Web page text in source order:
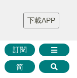
財華證券 媒體矩陣
智庫沙龍
聯絡我們
訂閱
简
下載APP